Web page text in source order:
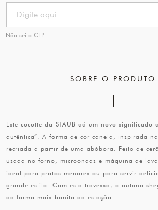
Não sei o CEP
SOBRE O PRODUTO
Este cocotte da STAUB dá um novo significado
autêntica”. A forma de cor canela, inspirada
recriada a partir de uma abóbora. Feito de
usada no forno, microondas e máquina de
ideal para pratos menores ou para servir
grande estilo. Com esta travessa, o outono
da forma mais bonita da estação.